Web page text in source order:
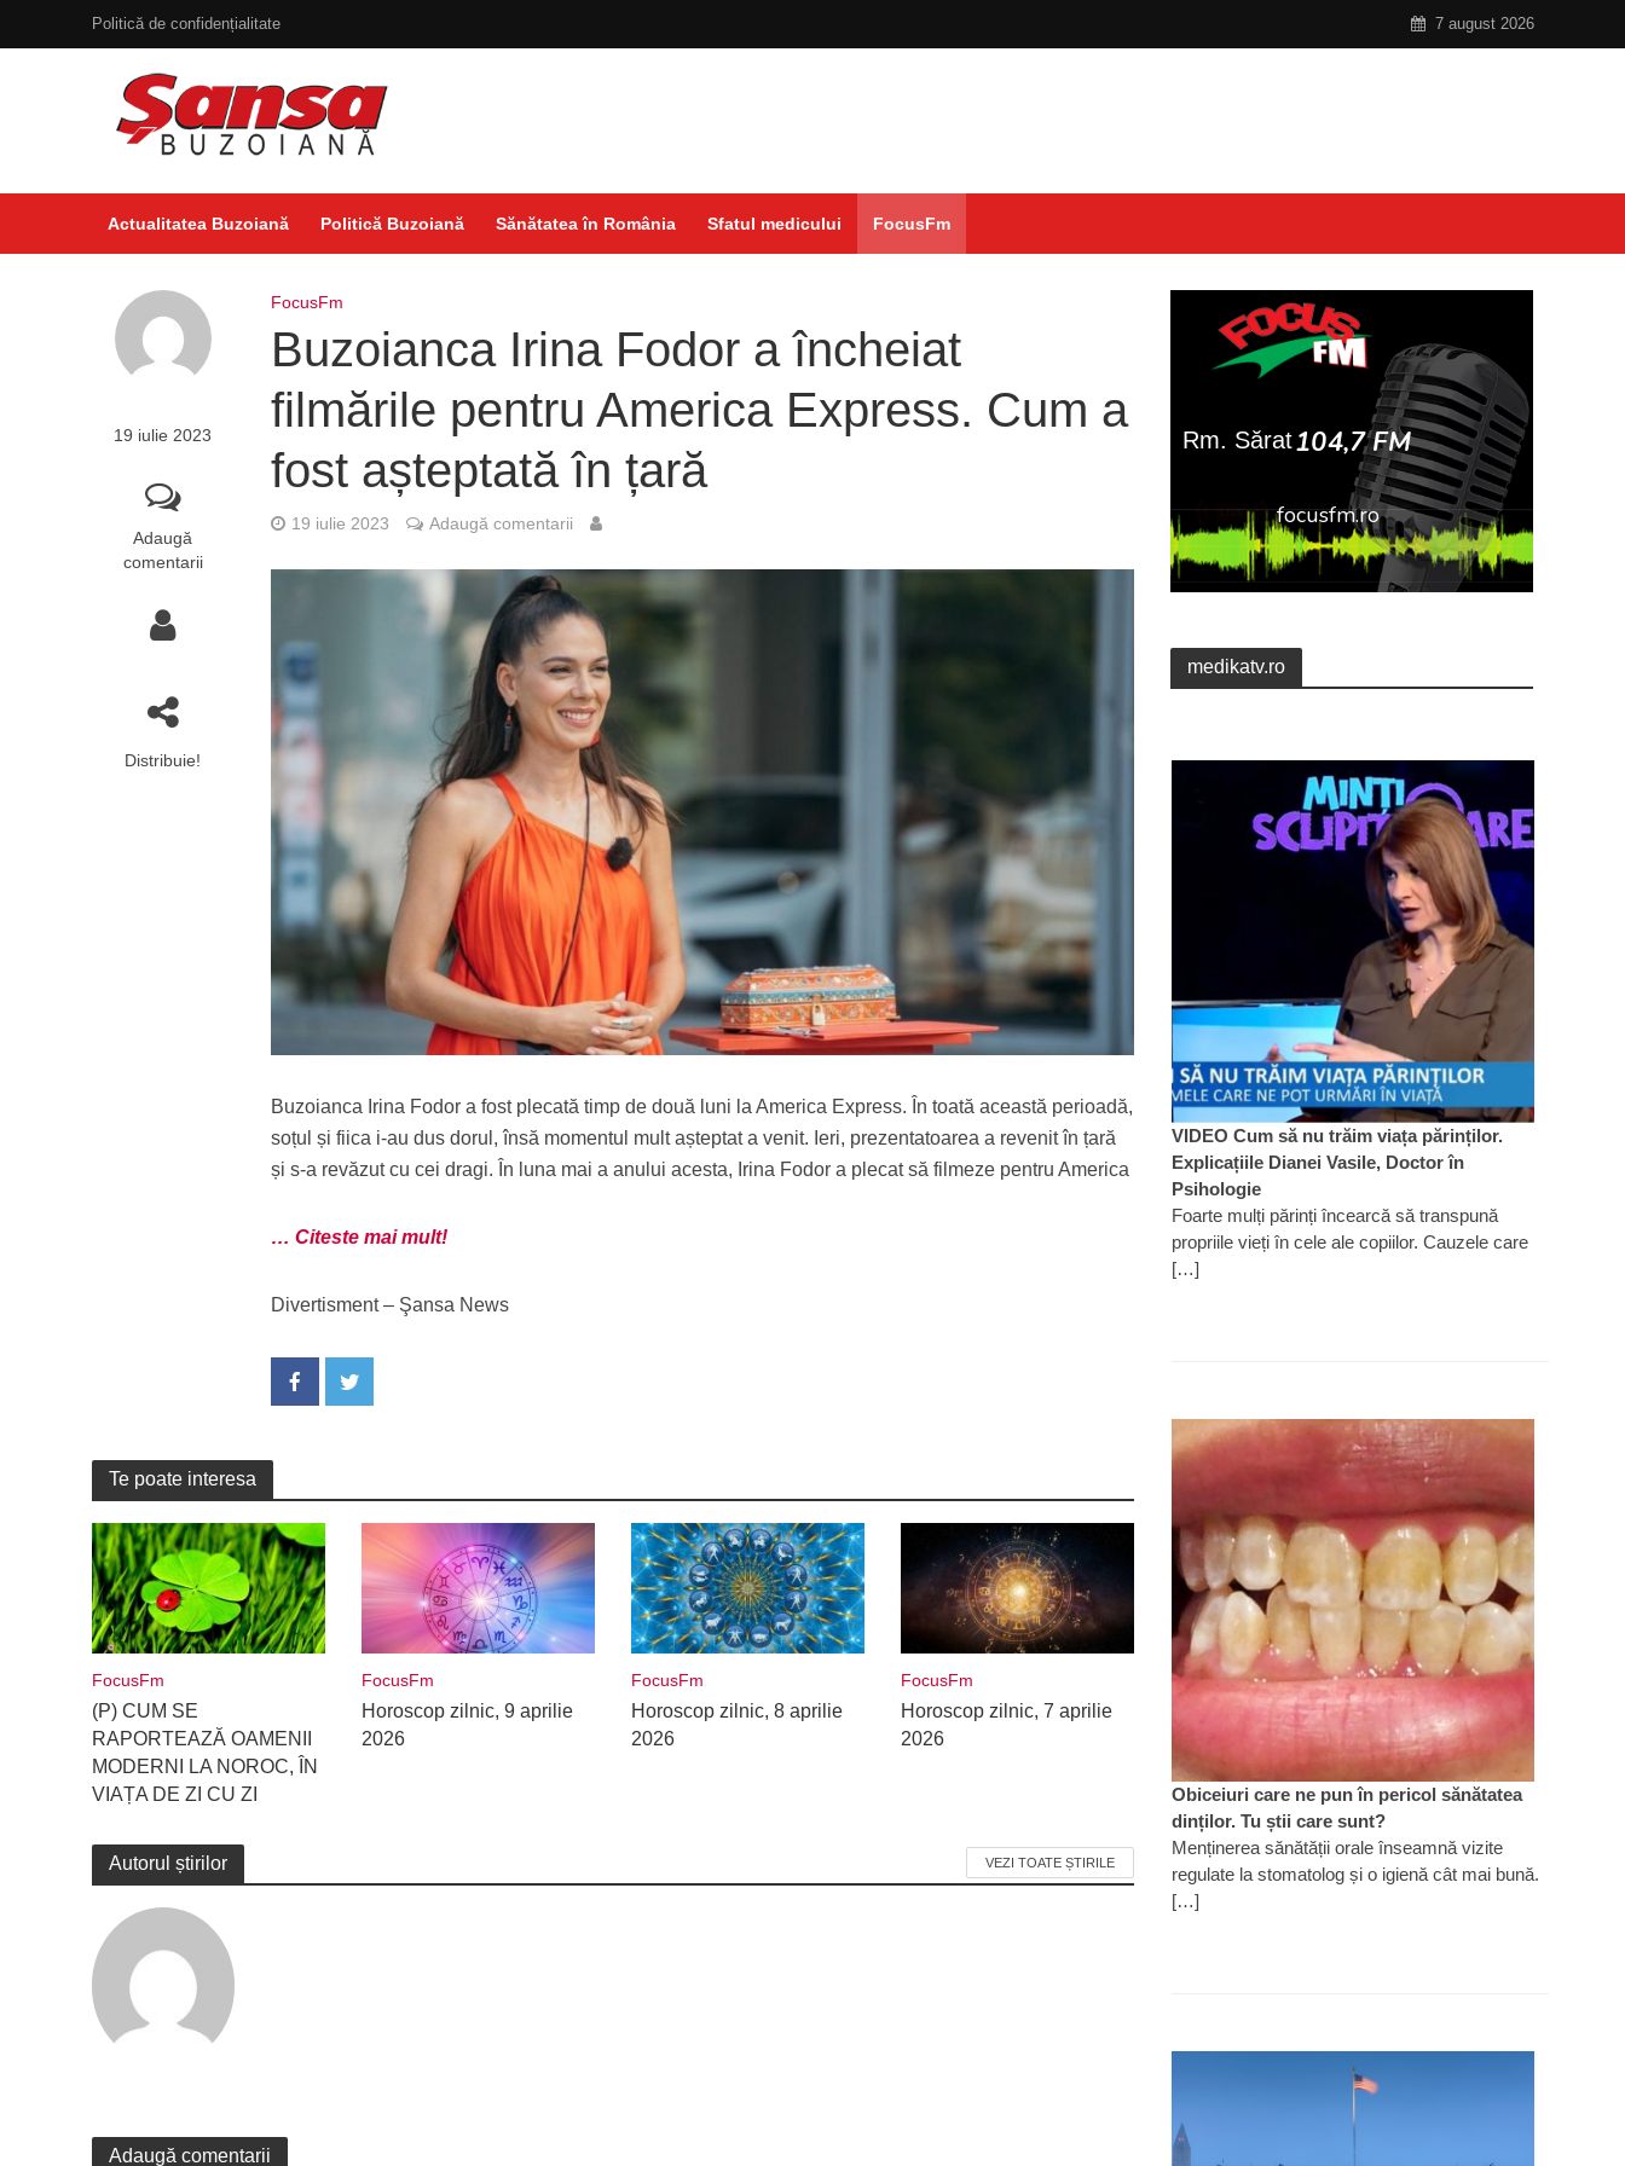
Politică de confidențialitate 7 august 2026
Actualitatea Buzoiană Politică Buzoiană Sănătatea în România Sfatul medicului FocusFm
19 iulie 2023
Adaugă
comentarii
Distribuie!
FocusFm
Buzoianca Irina Fodor a încheiat
filmările pentru America Express. Cum a
fost așteptată în țară
19 iulie 2023 Adaugă comentarii
Buzoianca Irina Fodor a fost plecată timp de două luni la America Express. În toată această perioadă,
soțul și fiica i-au dus dorul, însă momentul mult așteptat a venit. Ieri, prezentatoarea a revenit în țară
și s-a revăzut cu cei dragi. În luna mai a anului acesta, Irina Fodor a plecat să filmeze pentru America
… Citeste mai mult!
Divertisment – Şansa News
Te poate interesa
FocusFm
(P) CUM SE
RAPORTEAZĂ OAMENII
MODERNI LA NOROC, ÎN
VIAȚA DE ZI CU ZI
FocusFm
Horoscop zilnic, 9 aprilie
2026
FocusFm
Horoscop zilnic, 8 aprilie
2026
FocusFm
Horoscop zilnic, 7 aprilie
2026
Autorul știrilor VEZI TOATE ȘTIRILE
Adaugă comentarii
medikatv.ro
VIDEO Cum să nu trăim viața părinților.
Explicațiile Dianei Vasile, Doctor în
Psihologie
Foarte mulți părinți încearcă să transpună
propriile vieți în cele ale copiilor. Cauzele care
[…]
Obiceiuri care ne pun în pericol sănătatea
dinților. Tu știi care sunt?
Menținerea sănătății orale înseamnă vizite
regulate la stomatolog și o igienă cât mai bună.
[…]